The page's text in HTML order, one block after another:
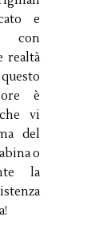
e
con
realtà
è
vi
del
o
la